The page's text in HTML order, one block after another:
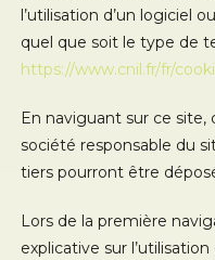
l’utilisation d’un logiciel
quel que soit le type de
https://www.cnil.fr/fr/
En naviguant sur ce site,
société responsable du
tiers pourront être
Lors de la première
explicative sur